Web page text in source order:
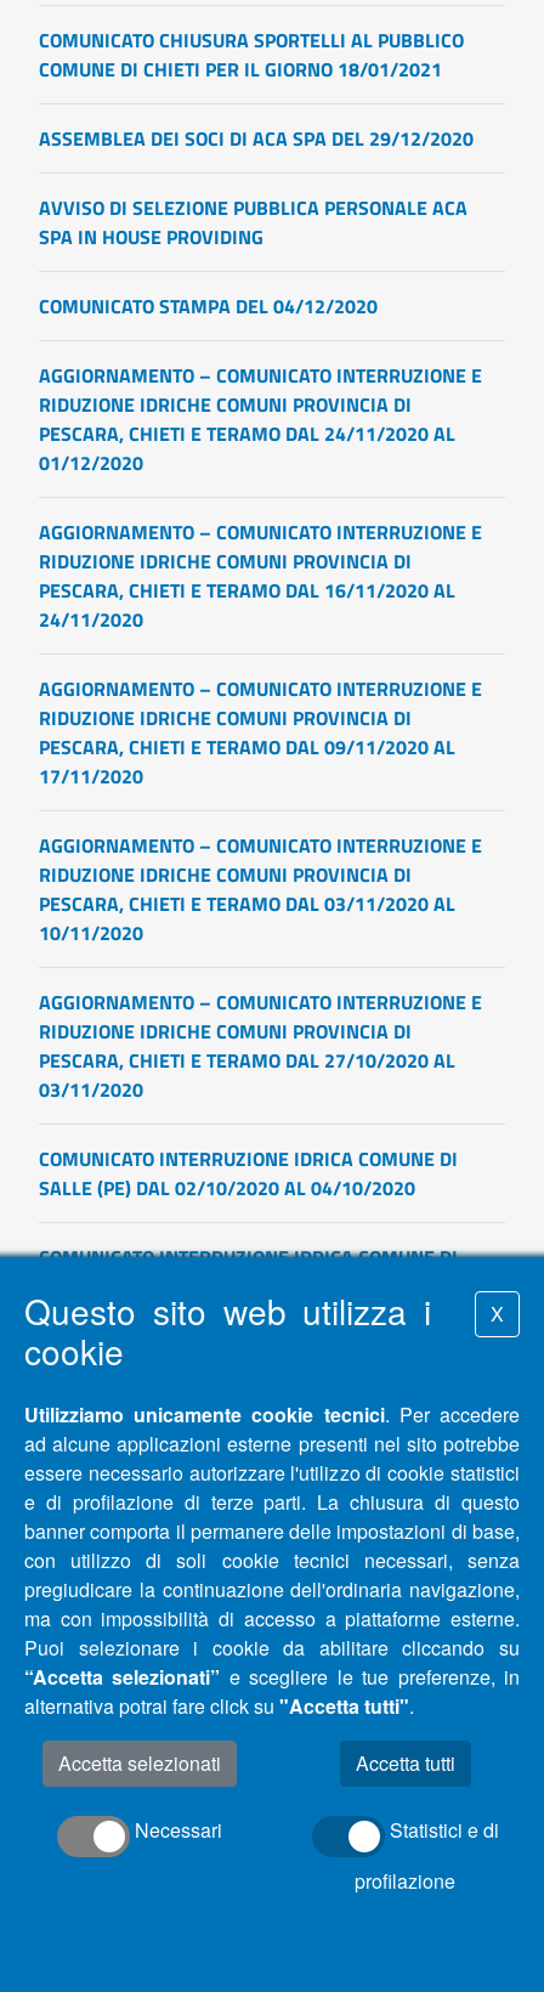
COMUNICATO CHIUSURA SPORTELLI AL PUBBLICO
COMUNE DI CHIETI PER IL GIORNO 18/01/2021
ASSEMBLEA DEI SOCI DI ACA SPA DEL 29/12/2020
AVVISO DI SELEZIONE PUBBLICA PERSONALE ACA
SPA IN HOUSE PROVIDING
COMUNICATO STAMPA DEL 04/12/2020
AGGIORNAMENTO – COMUNICATO INTERRUZIONE E
RIDUZIONE IDRICHE COMUNI PROVINCIA DI
PESCARA, CHIETI E TERAMO DAL 24/11/2020 AL
01/12/2020
AGGIORNAMENTO – COMUNICATO INTERRUZIONE E
RIDUZIONE IDRICHE COMUNI PROVINCIA DI
PESCARA, CHIETI E TERAMO DAL 16/11/2020 AL
24/11/2020
AGGIORNAMENTO – COMUNICATO INTERRUZIONE E
RIDUZIONE IDRICHE COMUNI PROVINCIA DI
PESCARA, CHIETI E TERAMO DAL 09/11/2020 AL
17/11/2020
AGGIORNAMENTO – COMUNICATO INTERRUZIONE E
RIDUZIONE IDRICHE COMUNI PROVINCIA DI
PESCARA, CHIETI E TERAMO DAL 03/11/2020 AL
10/11/2020
AGGIORNAMENTO – COMUNICATO INTERRUZIONE E
RIDUZIONE IDRICHE COMUNI PROVINCIA DI
PESCARA, CHIETI E TERAMO DAL 27/10/2020 AL
03/11/2020
COMUNICATO INTERRUZIONE IDRICA COMUNE DI
SALLE (PE) DAL 02/10/2020 AL 04/10/2020
COMUNICATO INTERRUZIONE IDRICA COMUNE DI
COMUNICATO PAGAMENTI - EMERGENZA COVID-19
AGGIORNAMENTO – COMUNICATO INTERRUZIONE E
RIDUZIONE IDRICHE COMUNI PROVINCIA DI
PESCARA E CHIETI DAL 28/09/2020 AL 06/10/2020
AGGIORNAMENTO – COMUNICATO INTERRUZIONE E
RIDUZIONE IDRICHE COMUNI PROVINCIA DI
PESCARA E CHIETI- COMUNI DI FRANCAVILLA AL
MARE(CH) E MIGLIANICO (CH)
AGGIORNAMENTO – COMUNICATO INTERRUZIONE E
RIDUZIONE IDRICHE COMUNI PROVINCIA DI
PESCARA E CHIETI DAL 25/09/2020 AL 29/09/2020
AGGIORNAMENTO – COMUNICATO INTERRUZIONE E
RIDUZIONE IDRICHE COMUNI PROVINCIA DI
PESCARA, CHIETI E TERAMO DAL 22/09/2020 AL
Questo sito web utilizza i
cookie
X
Utilizziamo unicamente cookie tecnici. Per accedere
ad alcune applicazioni esterne presenti nel sito potrebbe
essere necessario autorizzare l'utilizzo di cookie statistici
e di profilazione di terze parti. La chiusura di questo
banner comporta il permanere delle impostazioni di base,
con utilizzo di soli cookie tecnici necessari, senza
pregiudicare la continuazione dell'ordinaria navigazione,
ma con impossibilità di accesso a piattaforme esterne.
Puoi selezionare i cookie da abilitare cliccando su
“Accetta selezionati” e scegliere le tue preferenze, in
alternativa potrai fare click su "Accetta tutti".
Accetta selezionati
Necessari
Statistici e di
profilazione